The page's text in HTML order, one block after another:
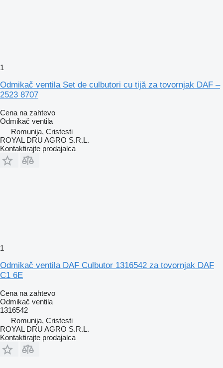
1
Odmikač ventila Set de culbutori cu tijă za tovornjak DAF –
2523 8707
Cena na zahtevo
Odmikač ventila
Romunija, Cristesti
ROYAL DRU AGRO S.R.L.
Kontaktirajte prodajalca
1
Odmikač ventila DAF Culbutor 1316542 za tovornjak DAF
C1 6E
Cena na zahtevo
Odmikač ventila
1316542
Romunija, Cristesti
ROYAL DRU AGRO S.R.L.
Kontaktirajte prodajalca